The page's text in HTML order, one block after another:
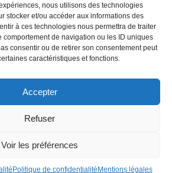
nous utilisons des technologies
stocker et/ou accéder aux informations des
à ces technologies nous permettra de traiter
comportement de navigation ou les ID uniques
consentir ou de retirer son consentement peut
caractéristiques et fonctions.
Accepter
Refuser
Voir les préférences
Politique de confidentialité Mentions légales